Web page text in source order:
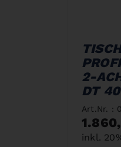
2-
DT 40
Art.Nr. :
inkl.